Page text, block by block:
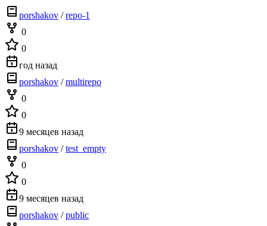
porshakov /repo-1
0
0
год назад
porshakov /multirepo
0
0
9 месяцев назад
porshakov /test_empty
0
0
9 месяцев назад
porshakov /public